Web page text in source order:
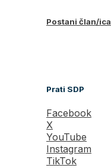
Postani član/ica
Prati SDP
Facebook
X
YouTube
Instagram
TikTok